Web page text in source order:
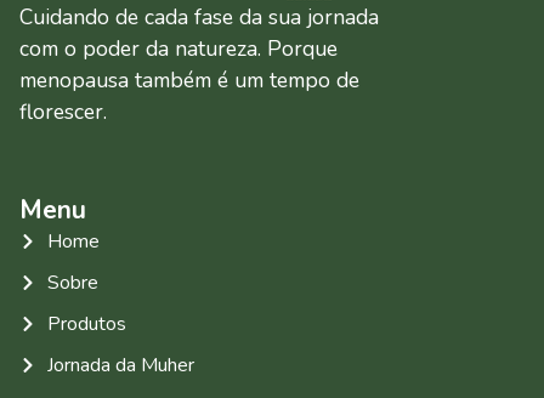
Cuidando de cada fase da sua jornada
com o poder da natureza. Porque
menopausa também é um tempo de
florescer.
Menu
Home
Sobre
Produtos
Jornada da Muher